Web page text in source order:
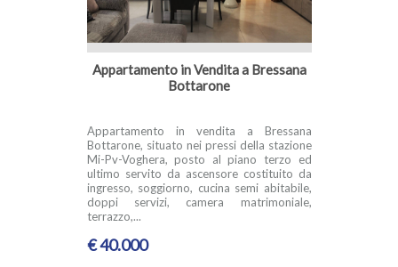
Appartamento in Vendita a Bressana
Bottarone
Appartamento in vendita a Bressana
Bottarone, situato nei pressi della stazione
Mi-Pv-Voghera, posto al piano terzo ed
ultimo servito da ascensore costituito da
ingresso, soggiorno, cucina semi abitabile,
doppi servizi, camera matrimoniale,
terrazzo,...
€ 40.000